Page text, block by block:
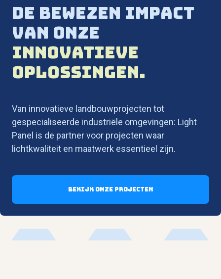
De bewezen impact
van onze
innovatieve
oplossingen.
Van innovatieve landbouwprojecten tot
gespecialiseerde industriële omgevingen: Light
Panel is de partner voor projecten waar
lichtkwaliteit en maatwerk essentieel zijn.
Bekijk onze projecten